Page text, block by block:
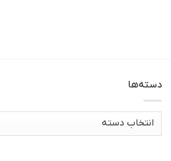
دسته‌ها
دسته‌ها